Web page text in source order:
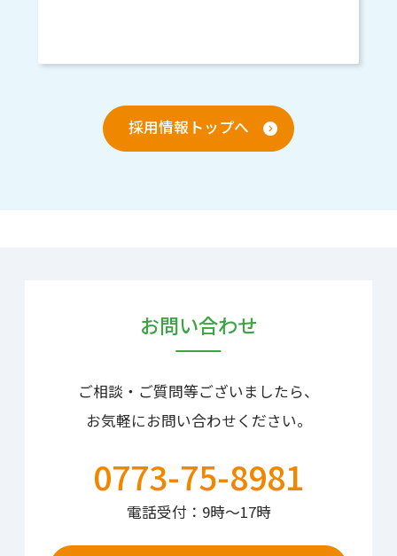
採用情報トップへ
お問い合わせ
ご相談・ご質問等ございましたら、
お気軽にお問い合わせください。
0773-75-8981
電話受付：9時〜17時